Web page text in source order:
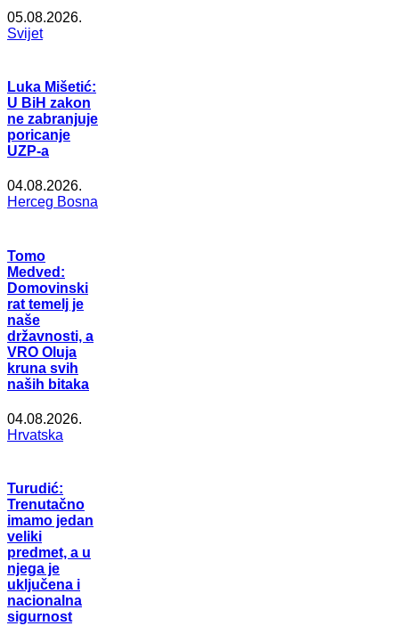
05.08.2026.
Svijet
Luka Mišetić:
U BiH zakon
ne zabranjuje
poricanje
UZP-a
04.08.2026.
Herceg Bosna
Tomo
Medved:
Domovinski
rat temelj je
naše
državnosti, a
VRO Oluja
kruna svih
naših bitaka
04.08.2026.
Hrvatska
Turudić:
Trenutačno
imamo jedan
veliki
predmet, a u
njega je
uključena i
nacionalna
sigurnost